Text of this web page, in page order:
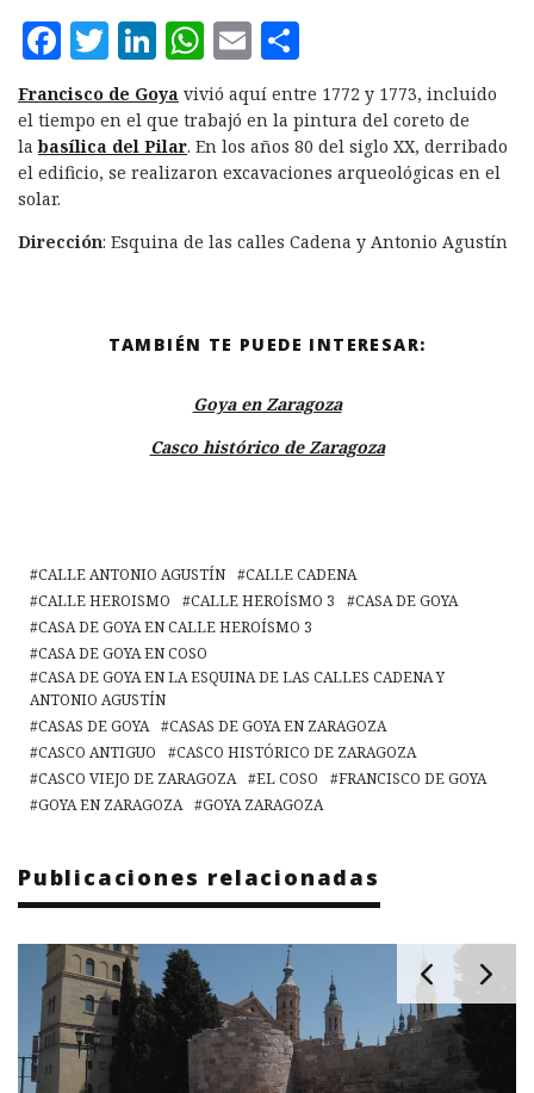
F
a
c
e
b
o
T
w
it
te
r
L
i
n
k
e
d
W
h
at
s
A
p
E
m
ai
l
o
m
p
a
rt
Francisco de Goya vivió aquí entre 1772 y 1773, incluido
el tiempo en el que trabajó en la pintura del coreto de
labasílica del Pilar. En los años 80 del siglo XX, derribado
el edificio, se realizaron excavaciones arqueológicas en el
solar.
Dirección: Esquina de las calles Cadena y Antonio Agustín
TAMBIÉN TE PUEDE INTERESAR:
Goya en Zaragoza
Casco histórico de Zaragoza
CALLE ANTONIO AGUSTÍN
CALLE CADENA
CALLE HEROISMO
CALLE HEROÍSMO 3
CASA DE GOYA
CASA DE GOYA EN CALLE HEROÍSMO 3
CASA DE GOYA EN COSO
CASA DE GOYA EN LA ESQUINA DE LAS CALLES CADENA Y
ANTONIO AGUSTÍN
CASAS DE GOYA
CASAS DE GOYA EN ZARAGOZA
CASCO ANTIGUO
CASCO HISTÓRICO DE ZARAGOZA
CASCO VIEJO DE ZARAGOZA
EL COSO
FRANCISCO DE GOYA
GOYA EN ZARAGOZA
GOYA ZARAGOZA
Publicaciones relacionadas